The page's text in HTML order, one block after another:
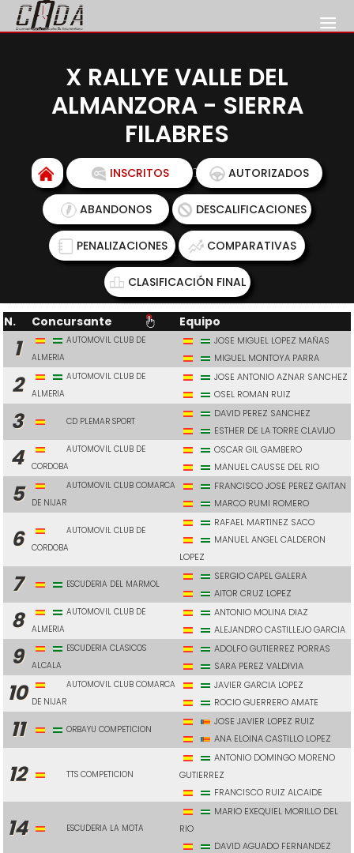
X RALLYE VALLE DEL
ALMANZORA - SIERRA
FILABRES
LISTA DE INSCRITOS
INSCRITOS AUTORIZADOS
ABANDONOS DESCALIFICACIONES
PENALIZACIONES COMPARATIVAS
CLASIFICACIÓN FINAL
N. Concursante Equipo
1
AUTOMOVIL CLUB DE
ALMERIA
JOSE MIGUEL LOPEZ MAÑAS
MIGUEL MONTOYA PARRA
2
AUTOMOVIL CLUB DE
ALMERIA
JOSE ANTONIO AZNAR SANCHEZ
OSEL ROMAN RUIZ
3 CD PLEMAR SPORT
DAVID PEREZ SANCHEZ
ESTHER DE LA TORRE CLAVIJO
4
AUTOMOVIL CLUB DE
CORDOBA
OSCAR GIL GAMBERO
MANUEL CAUSSE DEL RIO
5
AUTOMOVIL CLUB COMARCA
DE NIJAR
FRANCISCO JOSE PEREZ GAITAN
MARCO RUMI ROMERO
6
AUTOMOVIL CLUB DE
CORDOBA
RAFAEL MARTINEZ SACO
MANUEL ANGEL CALDERON
LOPEZ
7 ESCUDERIA DEL MARMOL
SERGIO CAPEL GALERA
AITOR CRUZ LOPEZ
8
AUTOMOVIL CLUB DE
ALMERIA
ANTONIO MOLINA DIAZ
ALEJANDRO CASTILLEJO GARCIA
9
ESCUDERIA CLASICOS
ALCALA
ADOLFO GUTIERREZ PORRAS
SARA PEREZ VALDIVIA
10
AUTOMOVIL CLUB COMARCA
DE NIJAR
JAVIER GARCIA LOPEZ
ROCIO GUERRERO AMATE
11 ORBAYU COMPETICION
JOSE JAVIER LOPEZ RUIZ
ANA ELOINA CASTILLO LOPEZ
12 TTS COMPETICION
ANTONIO DOMINGO MORENO
GUTIERREZ
FRANCISCO RUIZ ALCAIDE
14 ESCUDERIA LA MOTA
MARIO EXEQUIEL MORILLO DEL
RIO
DAVID AGUADO FERNANDEZ